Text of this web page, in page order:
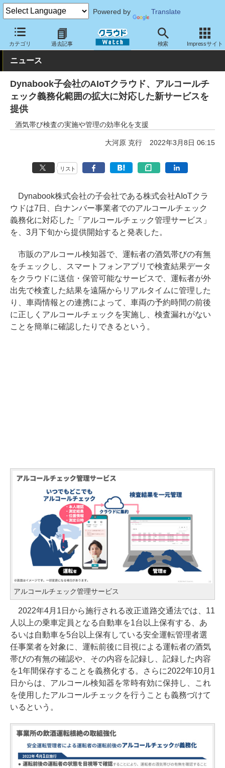
Powered by Translate
カテゴリ 過去記事 検索 Impressサイト
クラウド Watch サービス・ソフト サービス 業務関連
ニュース
Dynabook子会社のAIoTクラウド、アルコールチ
ェック義務化範囲の拡大に対応した新サービスを
提供
酒気帯び検査の実施や管理の効率化を支援
大河原 克行 2022年3月8日 06:15
リスト
Dynabook株式会社の子会社である株式会社AIoTクラ
ウドは7日、白ナンバー事業者でのアルコールチェック
義務化に対応した「アルコールチェック管理サービス」
を、3月下旬から提供開始すると発表した。
市販のアルコール検知器で、運転者の酒気帯びの有無
をチェックし、スマートフォンアプリで検査結果データ
をクラウドに送信・保管可能なサービスで、運転者が外
出先で検査した結果を遠隔からリアルタイムに管理した
り、車両情報との連携によって、車両の予約時間の前後
に正しくアルコールチェックを実施し、検査漏れがない
ことを簡単に確認したりできるという。
アルコールチェック管理サービス
2022年4月1日から施行される改正道路交通法では、11
人以上の乗車定員となる自動車を1台以上保有する、あ
るいは自動車を5台以上保有している安全運転管理者選
任事業者を対象に、運転前後に目視による運転者の酒気
帯びの有無の確認や、その内容を記録し、記録した内容
を1年間保存することを義務化する。さらに2022年10月1
日からは、アルコール検知器を常時有効に保持し、これ
を使用したアルコールチェックを行うことも義務づけて
いるという。